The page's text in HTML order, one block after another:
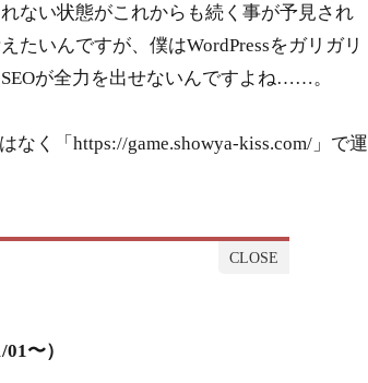
ない状態がこれからも続く事が予見され
たいんですが、僕はWordPressをガリガリ
が全力を出せないんですよね……。
く「https://game.showya-kiss.com/」で運
〜）